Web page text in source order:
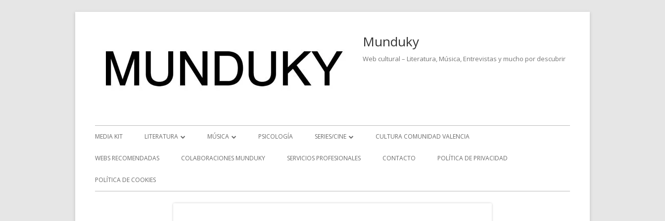
Munduky
Web cultural – Literatura, Música, Entrevistas y mucho por descubrir
Menú
principal
MEDIA KIT LITERATURA
RESEÑAS
NOVEDADES
MÚSICA
NOTICIAS MUSICALES
PSICOLOGÍA SERIES/CINE
SERIES
CULTURA COMUNIDAD VALENCIA
WEBS RECOMENDADAS COLABORACIONES MUNDUKY SERVICIOS PROFESIONALES CONTACTO POLÍTICA DE PRIVACIDAD
POLÍTICA DE COOKIES